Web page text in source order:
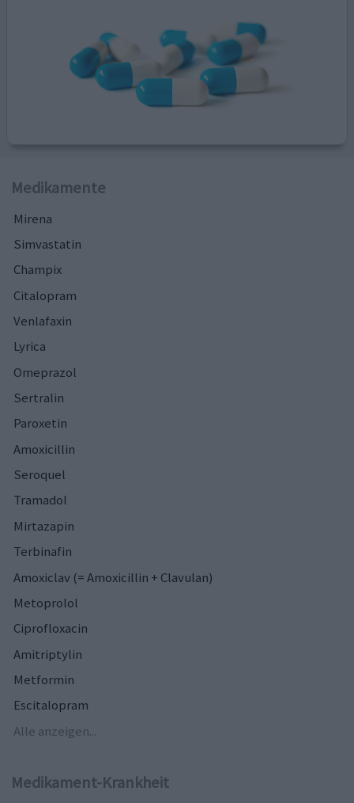
Medikamente
Mirena
Simvastatin
Champix
Citalopram
Venlafaxin
Lyrica
Omeprazol
Sertralin
Paroxetin
Amoxicillin
Seroquel
Tramadol
Mirtazapin
Terbinafin
Amoxiclav (= Amoxicillin + Clavulan)
Metoprolol
Ciprofloxacin
Amitriptylin
Metformin
Escitalopram
Alle anzeigen...
Medikament-Krankheit